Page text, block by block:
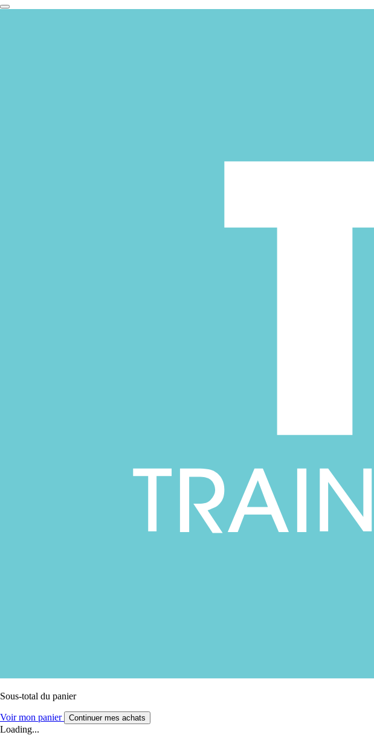
Sous-total du panier
Voir mon panier Continuer mes achats
Loading...